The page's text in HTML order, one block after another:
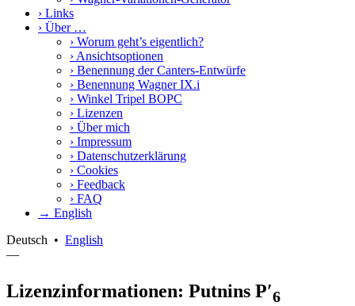
› Links
› Über …
› Worum geht’s eigentlich?
› Ansichtsoptionen
› Benennung der Canters-Entwürfe
› Benennung Wagner IX.i
› Winkel Tripel BOPC
› Lizenzen
› Über mich
› Impressum
› Datenschutzerklärung
› Cookies
› Feedback
› FAQ
→ English
Deutsch • English
—
Lizenzinformationen: Putnins P′6